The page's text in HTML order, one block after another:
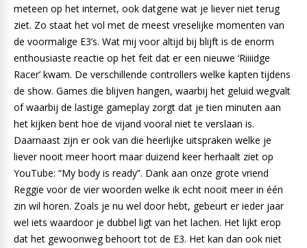
meteen op het internet, ook datgene wat je liever niet terug
ziet. Zo staat het vol met de meest vreselijke momenten van
de voormalige E3’s. Wat mij voor altijd bij blijft is de enorm
enthousiaste reactie op het feit dat er een nieuwe ‘Riiiidge
Racer’ kwam. De verschillende controllers welke kapten tijdens
de show. Games die blijven hangen, waarbij het geluid wegvalt
of waarbij de lastige gameplay zorgt dat je tien minuten aan
het kijken bent hoe de vijand vooral niet te verslaan is.
Daarnaast zijn er ook van die heerlijke uitspraken welke je
liever nooit meer hoort maar duizend keer herhaalt ziet op
YouTube: “My body is ready”. Dank aan onze grote vriend
Reggie voor de vier woorden welke ik echt nooit meer in één
zin wil horen. Zoals je nu wel door hebt, gebeurt er ieder jaar
wel iets waardoor je dubbel ligt van het lachen. Het lijkt erop
dat het gewoonweg behoort tot de E3. Het kan dan ook niet